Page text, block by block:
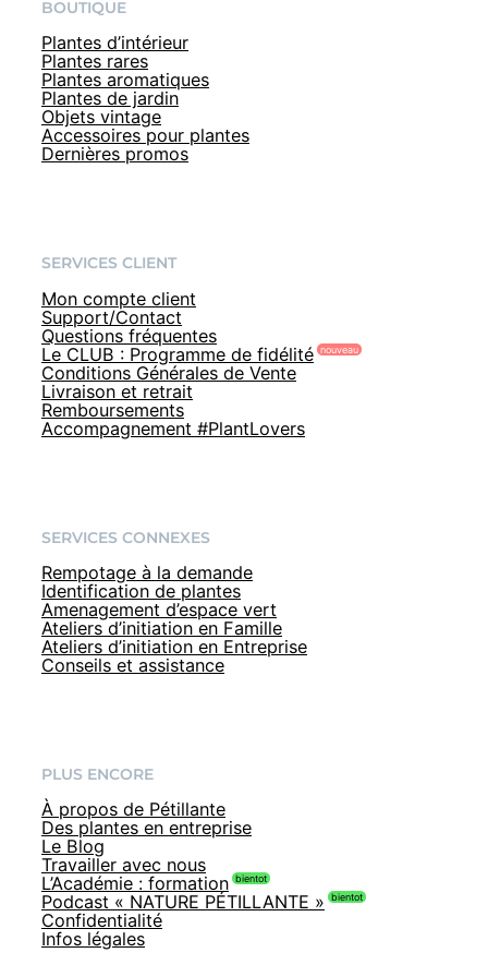
BOUTIQUE
Plantes d’intérieur
Plantes rares
Plantes aromatiques
Plantes de jardin
Objets vintage
Accessoires pour plantes
Dernières promos
SERVICES CLIENT
Mon compte client
Support/Contact
Questions fréquentes
Le CLUB : Programme de fidélité
Conditions Générales de Vente
Livraison et retrait
Remboursements
Accompagnement #PlantLovers
SERVICES CONNEXES
Rempotage à la demande
Identification de plantes
Amenagement d’espace vert
Ateliers d’initiation en Famille
Ateliers d’initiation en Entreprise
Conseils et assistance
PLUS ENCORE
À propos de Pétillante
Des plantes en entreprise
Le Blog
Travailler avec nous
L’Académie : formation
Podcast « NATURE PÉTILLANTE »
Confidentialité
Infos légales